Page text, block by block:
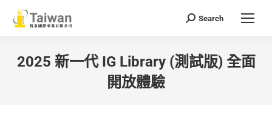
Search:
Search
2025 新一代 IG Library (測試版) 全面
開放體驗